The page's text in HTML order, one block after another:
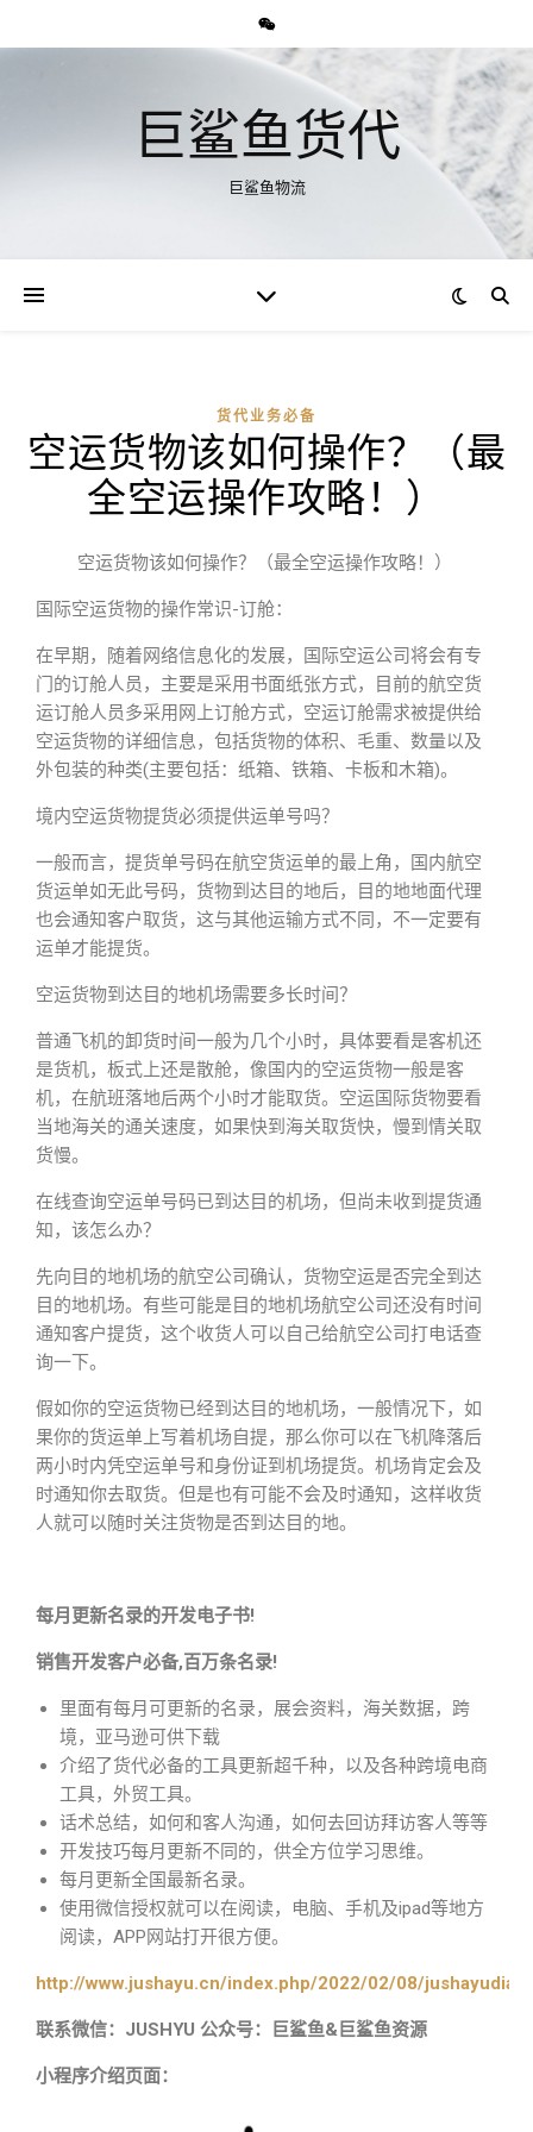
巨鲨鱼货代
巨鲨鱼物流
货代业务必备
空运货物该如何操作？（最
全空运操作攻略！）
空运货物该如何操作？（最全空运操作攻略！）
国际空运货物的操作常识-订舱：
在早期，随着网络信息化的发展，国际空运公司将会有专
门的订舱人员，主要是采用书面纸张方式，目前的航空货
运订舱人员多采用网上订舱方式，空运订舱需求被提供给
空运货物的详细信息，包括货物的体积、毛重、数量以及
外包装的种类(主要包括：纸箱、铁箱、卡板和木箱)。
境内空运货物提货必须提供运单号吗？
一般而言，提货单号码在航空货运单的最上角，国内航空
货运单如无此号码，货物到达目的地后，目的地地面代理
也会通知客户取货，这与其他运输方式不同，不一定要有
运单才能提货。
空运货物到达目的地机场需要多长时间？
普通飞机的卸货时间一般为几个小时，具体要看是客机还
是货机，板式上还是散舱，像国内的空运货物一般是客
机，在航班落地后两个小时才能取货。空运国际货物要看
当地海关的通关速度，如果快到海关取货快，慢到情关取
货慢。
在线查询空运单号码已到达目的机场，但尚未收到提货通
知，该怎么办？
先向目的地机场的航空公司确认，货物空运是否完全到达
目的地机场。有些可能是目的地机场航空公司还没有时间
通知客户提货，这个收货人可以自己给航空公司打电话查
询一下。
假如你的空运货物已经到达目的地机场，一般情况下，如
果你的货运单上写着机场自提，那么你可以在飞机降落后
两小时内凭空运单号和身份证到机场提货。机场肯定会及
时通知你去取货。但是也有可能不会及时通知，这样收货
人就可以随时关注货物是否到达目的地。
每月更新名录的开发电子书!
销售开发客户必备,百万条名录!
里面有每月可更新的名录，展会资料，海关数据，跨
境，亚马逊可供下载
介绍了货代必备的工具更新超千种，以及各种跨境电商
工具，外贸工具。
话术总结，如何和客人沟通，如何去回访拜访客人等等
开发技巧每月更新不同的，供全方位学习思维。
每月更新全国最新名录。
使用微信授权就可以在阅读，电脑、手机及ipad等地方
阅读，APP网站打开很方便。
http://www.jushayu.cn/index.php/2022/02/08/
联系微信：JUSHYU 公众号：巨鲨鱼&巨鲨鱼资源
小程序介绍页面：